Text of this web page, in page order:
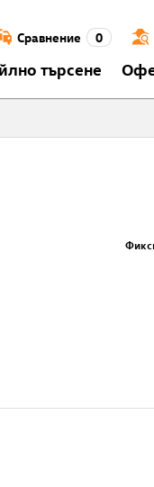
Сравнение 0
търсене